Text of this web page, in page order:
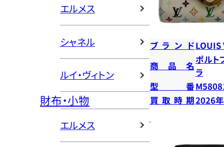
エルメス
シャネル
ルイ・ヴィトン
財布・小物
エルメス
ブランドLOUIS
商品名
ポルト
ラ
型番
買取時期2026